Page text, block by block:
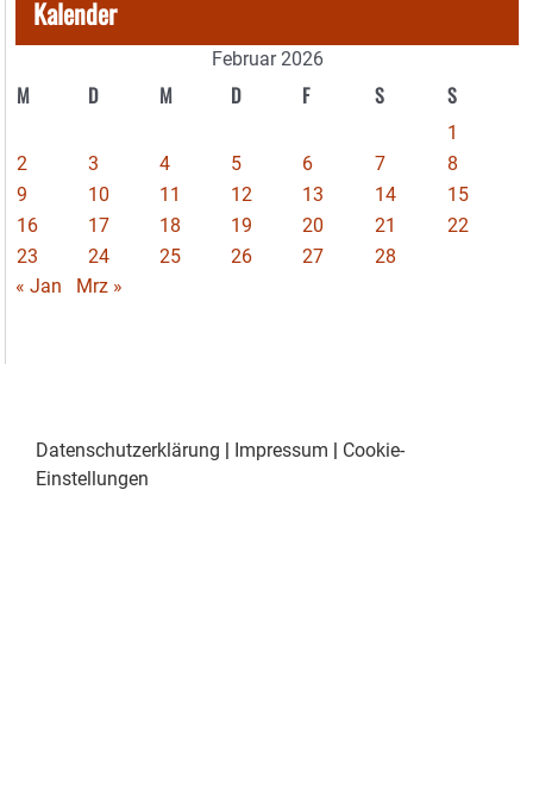
Kalender
Februar 2026
M D M D F S S
1
2
3 4 5 6 7
8
9
10 11 12 13 14
15
16
17 18 19 20 21
22
23
24 25 26 27
28
« Jan
Mrz »
Datenschutzerklärung | Impressum | Cookie-
Einstellungen